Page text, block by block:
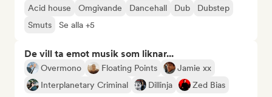
Acid house Omgivande Dancehall Dub
Dubstep
Smuts
Se alla +5
De vill ta emot musik som liknar...
Overmono Floating Points
Jamie xx
Interplanetary Criminal
Dillinja Zed Bias